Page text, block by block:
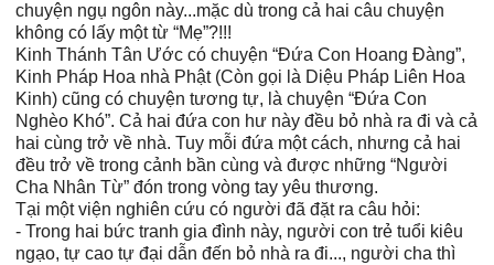
chuyện ngụ ngôn này...mặc dù trong cả hai câu chuyện
không có lấy một từ “Mẹ”?!!!
Kinh Thánh Tân Ước có chuyện “Đứa Con Hoang Đàng”,
Kinh Pháp Hoa nhà Phật (Còn gọi là Diệu Pháp Liên Hoa
Kinh) cũng có chuyện tương tự, là chuyện “Đứa Con
Nghèo Khó”. Cả hai đứa con hư này đều bỏ nhà ra đi và cả
hai cùng trở về nhà. Tuy mỗi đứa một cách, nhưng cả hai
đều trở về trong cảnh bần cùng và được những “Người
Cha Nhân Từ” đón trong vòng tay yêu thương.
Tại một viện nghiên cứu có người đã đặt ra câu hỏi:
- Trong hai bức tranh gia đình này, người con trẻ tuổi kiêu
ngạo, tự cao tự đại dẫn đến bỏ nhà ra đi..., người cha thì